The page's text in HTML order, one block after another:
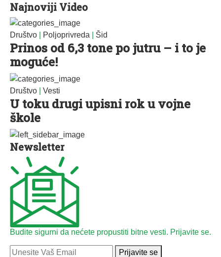
Najnoviji Video
Društvo Poljoprivreda Šid
Prinos od 6,3 tone po jutru – i to je
moguće!
Društvo Vesti
U toku drugi upisni rok u vojne
škole
Newsletter
Budite sigurni da nećete propustiti bitne vesti. Prijavite se.
Prijavite se